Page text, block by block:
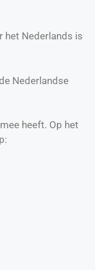
het Nederlands is
Nederlandse
heeft. Op het